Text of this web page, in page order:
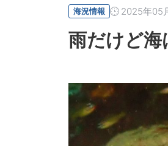
海況情報 2025年05
雨だけど海